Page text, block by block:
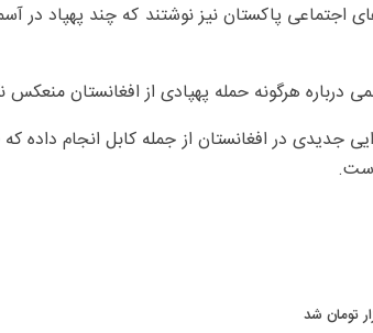
اجتماعی پاکستان نیز نوشتند که چند پهپاد در
درباره هرگونه حمله پهپادی از افغانستان
جدیدی در افغانستان از جمله کابل انجام